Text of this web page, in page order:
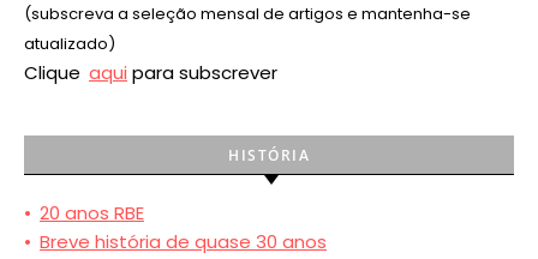
(subscreva a seleção mensal de artigos e mantenha-se
atualizado)
Clique aqui para subscrever
HISTÓRIA
• 20 anos RBE
• Breve história de quase 30 anos